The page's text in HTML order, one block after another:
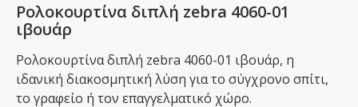
Ρολοκουρτίνα διπλή zebra 4060-01
ιβουάρ
Ρολοκουρτίνα διπλή zebra 4060-01 ιβουάρ, η
ιδανική διακοσμητική λύση για το σύγχρονο σπίτι,
το γραφείο ή τον επαγγελματικό χώρο.